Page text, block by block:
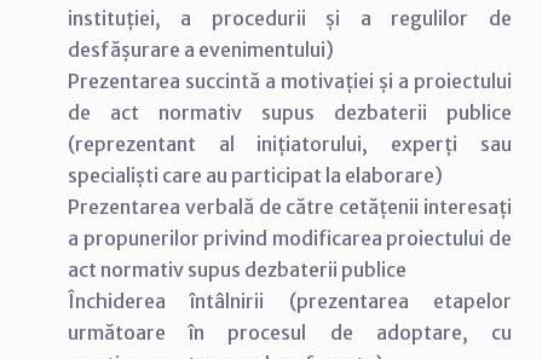
instituției, a procedurii și a regulilor de
desfășurare a evenimentului)
Prezentarea succintă a motivației și a proiectului
de act normativ supus dezbaterii publice
(reprezentant al inițiatorului, experți sau
specialiști care au participat la elaborare)
Prezentarea verbală de către cetățenii interesați
a propunerilor privind modificarea proiectului de
act normativ supus dezbaterii publice
Închiderea întâlnirii (prezentarea etapelor
următoare în procesul de adoptare, cu